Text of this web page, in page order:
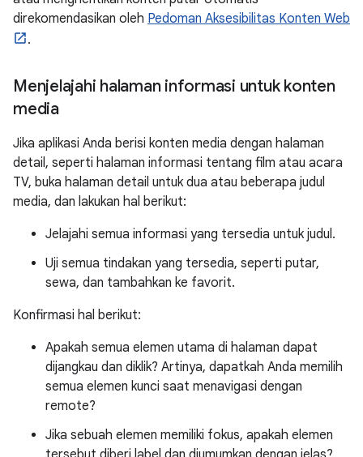
direkomendasikan oleh Pedoman Aksesibilitas Konten Web
.
Menjelajahi halaman informasi untuk konten
media
Jika aplikasi Anda berisi konten media dengan halaman
detail, seperti halaman informasi tentang film atau acara
TV, buka halaman detail untuk dua atau beberapa judul
media, dan lakukan hal berikut:
Jelajahi semua informasi yang tersedia untuk judul.
Uji semua tindakan yang tersedia, seperti putar,
sewa, dan tambahkan ke favorit.
Konfirmasi hal berikut:
Apakah semua elemen utama di halaman dapat
dijangkau dan diklik? Artinya, dapatkah Anda memilih
semua elemen kunci saat menavigasi dengan
remote?
Jika sebuah elemen memiliki fokus, apakah elemen